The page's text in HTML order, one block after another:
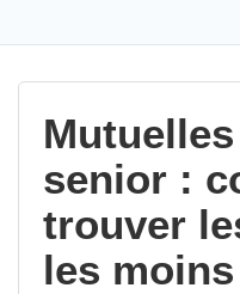
senior :
trouver
les